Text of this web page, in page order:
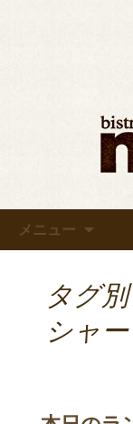
◆東京
ー
東京・秋
nous”の
レンチが
おすすめ
情報など
ので、ぜ
メニュー
タグ
シャ